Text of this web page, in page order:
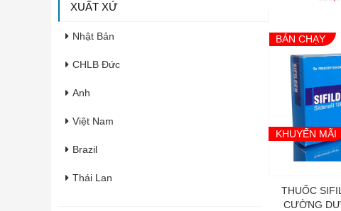
XUẤT XỨ
Nhật Bản
CHLB Đức
Anh
Việt Nam
Brazil
Thái Lan
BÁN CHẠY
KHUYẾN MÃI
THUỐC
CƯỜNG